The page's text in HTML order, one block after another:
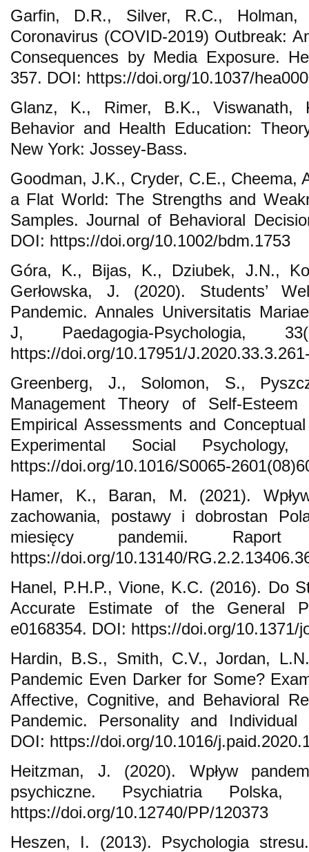
Garfin, D.R., Silver, R.C.,
Coronavirus (COVID-2019) Outbreak:
Consequences by Media Exposure.
357. DOI: https://doi.org/10.1037/
Glanz, K., Rimer, B.K., Viswanath,
Behavior and Health Education:
New York: Jossey-Bass.
Goodman, J.K., Cryder, C.E., Cheema,
a Flat World: The Strengths and
Samples. Journal of Behavioral
DOI: https://doi.org/10.1002/bdm.1753
Góra, K., Bijas, K., Dziubek, J.N.,
Gerłowska, J. (2020). Students’
Pandemic. Annales Universitatis
J, Paedagogia-Psychologia,
https://doi.org/10.17951/
Greenberg, J., Solomon, S.,
Management Theory of Self-
Empirical Assessments and
Experimental Social
https://doi.org/10.1016/S0065-
Hamer, K., Baran, M. (2021).
zachowania, postawy i dobrostan
miesięcy pandemii.
https://doi.org/10.13140/
Hanel, P.H.P., Vione, K.C. (2016). Do
Accurate Estimate of the General
e0168354. DOI: https://doi.org/10.1371/
Hardin, B.S., Smith, C.V., Jordan,
Pandemic Even Darker for Some?
Affective, Cognitive, and Behavioral
Pandemic. Personality and Individual
DOI: https://doi.org/10.1016/
Heitzman, J. (2020). Wpływ
psychiczne. Psychiatria
https://doi.org/10.12740/PP/120373
Heszen, I. (2013). Psychologia